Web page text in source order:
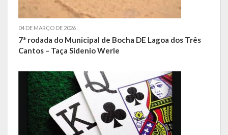
Acesso a Informação – SIC
O que é?
Formulário de Pedido de Informações
Formulário de Recurso
Relatório Anual de Solicitações – SIC
04 DE MARÇO DE 2026
7ª rodada do Municipal de Bocha DE Lagoa dos Três
Cantos – Taça Sidenio Werle